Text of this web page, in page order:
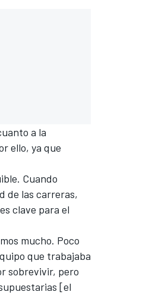
a la
ello, ya que
Cuando
de las carreras,
clave para el
mucho. Poco
que trabajaba
sobrevivir, pero
[el